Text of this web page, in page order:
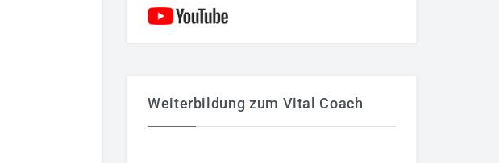
Weiterbildung zum Vital Coach